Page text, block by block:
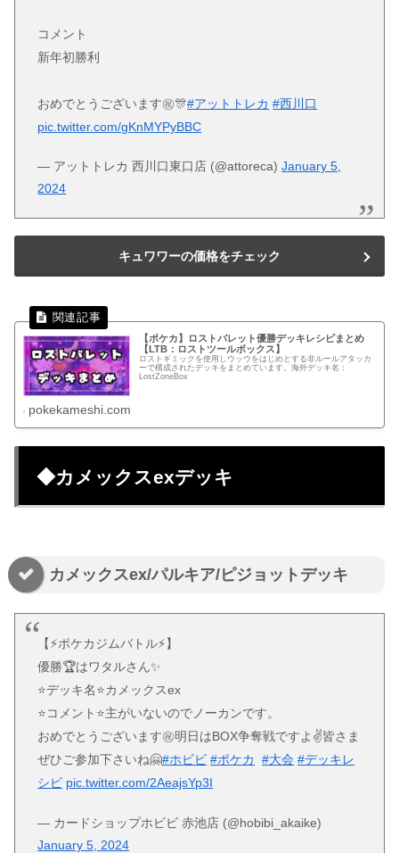
コメント
新年初勝利
おめでとうございます㊗️🎊#アットトレカ #西川口
pic.twitter.com/gKnMYPyBBC
— アットトレカ 西川口東口店 (@attoreca)January 5,
2024
キュワワーの価格をチェック
【ポケカ】ロストバレット優勝デッキレシピまとめ
【LTB：ロストツールボックス】
ロストギミックを使用しウッウをはじめとする非ルールアタッカ
ーで構成されたデッキをまとめています。海外デッキ名：
LostZoneBox
pokekameshi.com
◆カメックスexデッキ
カメックスex/パルキア/ピジョットデッキ
【⚡️ポケカジムバトル⚡️】
優勝🏆はワタルさん✨
⭐️デッキ名⭐️カメックスex
⭐️コメント⭐️主がいないのでノーカンです。
おめでとうございます㊗️明日はBOX争奪戦ですよ✌️皆さま
ぜひご参加下さいね🤗#ホビビ #ポケカ #大会 #デッキレ
シピ pic.twitter.com/2AeajsYp3I
— カードショップホビビ 赤池店 (@hobibi_akaike)
January 5, 2024